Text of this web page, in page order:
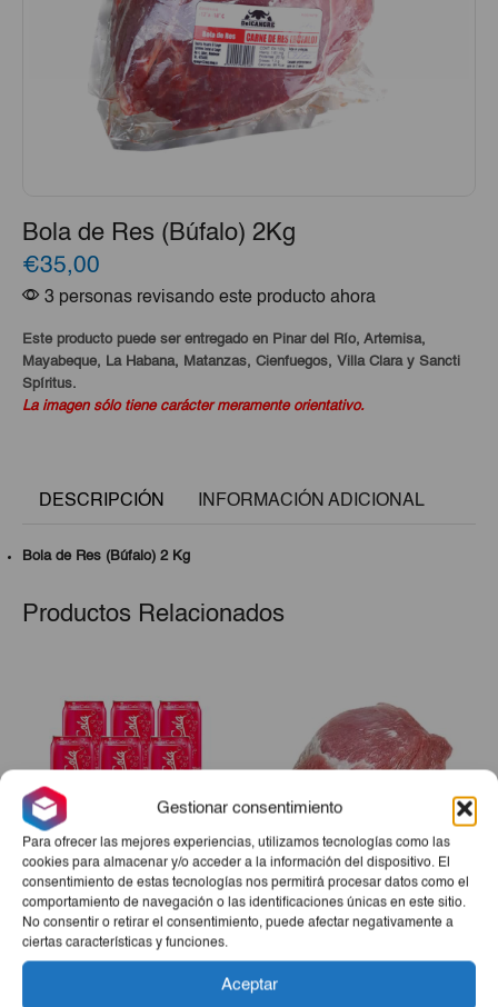
Gestionar consentimiento
Para ofrecer las mejores experiencias, utilizamos tecnologías como las
cookies para almacenar y/o acceder a la información del dispositivo. El
consentimiento de estas tecnologías nos permitirá procesar datos como el
comportamiento de navegación o las identificaciones únicas en este sitio.
No consentir o retirar el consentimiento, puede afectar negativamente a
ciertas características y funciones.
Aceptar
Bola de Res (Búfalo) 2Kg
€35,00
3 personas revisando este producto ahora
Este producto puede ser entregado en Pinar del Río, Artemisa,
Mayabeque, La Habana, Matanzas, Cienfuegos, Villa Clara y Sancti
Spíritus.
La imagen sólo tiene carácter meramente orientativo.
DESCRIPCIÓN INFORMACIÓN ADICIONAL
Bola de Res (Búfalo) 2 Kg
Productos Relacionados
Refresco Gaseado Santa
COLA 6ud
€3,40
Boliche De Cerdo 10Lb